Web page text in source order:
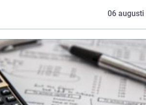
06 augusti